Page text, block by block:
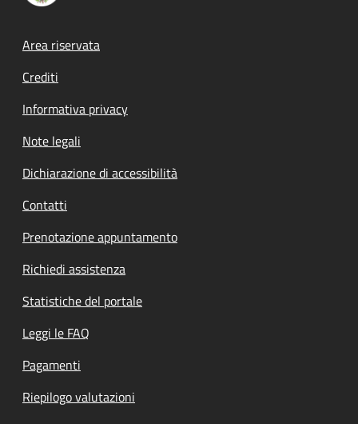
Footer menu
Area riservata
Crediti
Informativa privacy
Note legali
Dichiarazione di accessibilità
Contatti
Prenotazione appuntamento
Richiedi assistenza
Statistiche del portale
Leggi le FAQ
Pagamenti
Riepilogo valutazioni